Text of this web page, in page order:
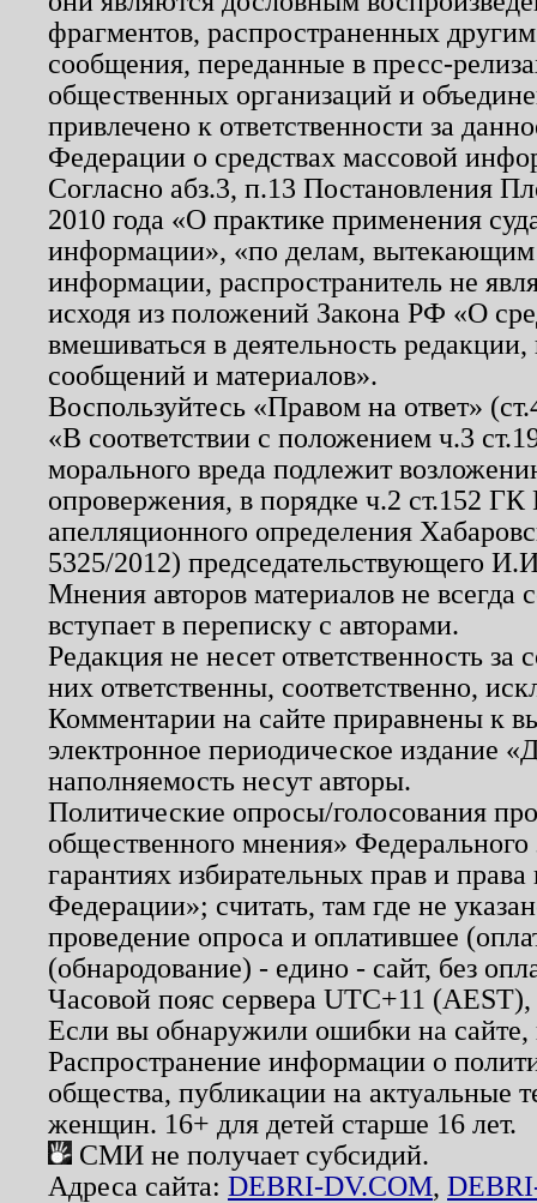
фрагментов, распространенных
сообщения, переданные в пресс-
общественных организаций и
привлечено к ответственности за
Федерации о средствах массовой
Согласно абз.3, п.13 Постановления
2010 года «О практике применения
информации», «по делам, вытекающим
информации, распространитель не
исходя из положений Закона РФ «О
вмешиваться в деятельность
сообщений и материалов».
Воспользуйтесь «Правом на ответ»
«В соответствии с положением ч.3
морального вреда подлежит
опровержения, в порядке ч.2 ст.152
апелляционного определения
5325/2012) председательствующего
Мнения авторов материалов не
вступает в переписку с авторами.
Редакция не несет ответственность
них ответственны, соответственно,
Комментарии на сайте приравнены к
электронное периодическое издание
наполняемость несут авторы.
Политические опросы/голосования
общественного мнения»
гарантиях избирательных прав и
Федерации»; считать, там где не
проведение опроса и оплатившее
(обнародование) - едино - сайт, без
Часовой пояс сервера UTC+11
Если вы обнаружили ошибки на
Распространение информации о
общества, публикации на актуальные
женщин. 16+ для детей старше 16 лет.
СМИ не получает субсидий.
Адреса сайта: DEBRI-DV.COM,